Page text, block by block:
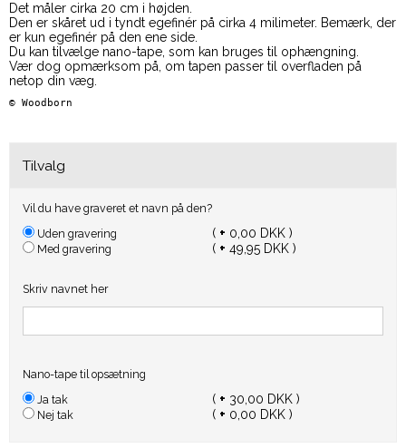
Det måler cirka 20 cm i højden.
Den er skåret ud i tyndt egefinér på cirka 4 milimeter. Bemærk, der
er kun egefinér på den ene side.
Du kan tilvælge nano-tape, som kan bruges til ophængning.
Vær dog opmærksom på, om tapen passer til overfladen på
netop din væg.
© Woodborn
Tilvalg
Vil du have graveret et navn på den?
Uden gravering
( + 0,00 DKK )
Med gravering ( + 49,95 DKK )
Skriv navnet her
Nano-tape til opsætning
Ja tak
( + 30,00 DKK )
Nej tak ( + 0,00 DKK )